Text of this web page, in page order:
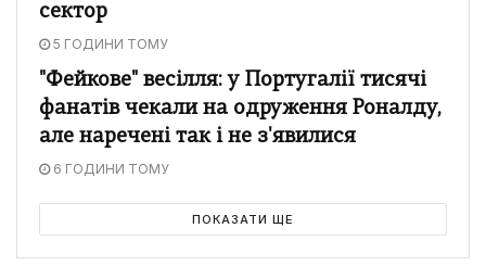
сектор
5 ГОДИНИ ТОМУ
"Фейкове" весілля: у Португалії тисячі
фанатів чекали на одруження Роналду,
але наречені так і не з'явилися
6 ГОДИНИ ТОМУ
ПОКАЗАТИ ЩЕ